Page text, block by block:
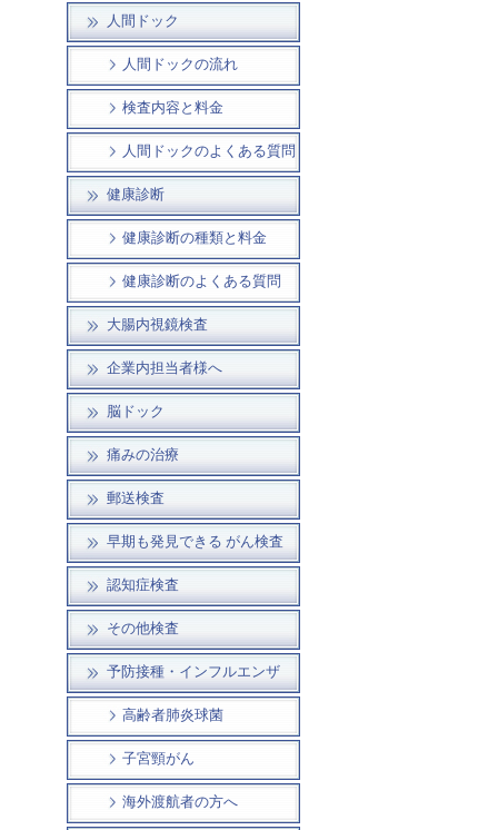
人間ドック
人間ドックの流れ
検査内容と料金
人間ドックのよくある質問
健康診断
健康診断の種類と料金
健康診断のよくある質問
大腸内視鏡検査
企業内担当者様へ
脳ドック
痛みの治療
郵送検査
早期も発見できる がん検査
認知症検査
その他検査
予防接種・インフルエンザ
高齢者肺炎球菌
子宮頸がん
海外渡航者の方へ